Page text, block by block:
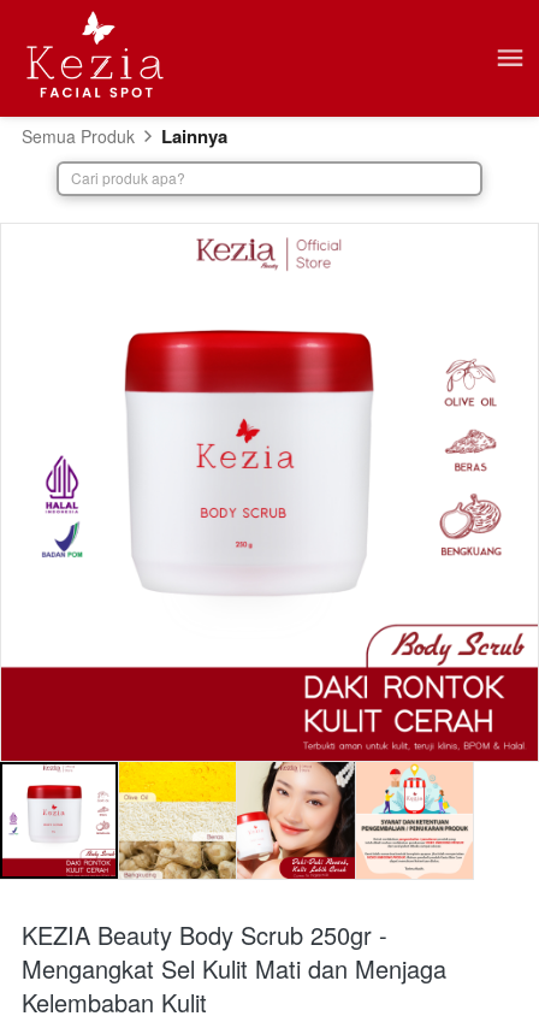
Semua Produk Lainnya
Cari produk apa?
KEZIA Beauty Body Scrub 250gr -
Mengangkat Sel Kulit Mati dan Menjaga
Kelembaban Kulit